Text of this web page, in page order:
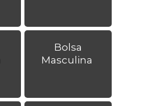
Bolsa
Masculina